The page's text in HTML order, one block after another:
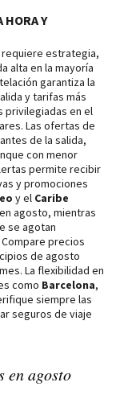
HORA Y
estrategia,
alta en la mayoría
garantiza la
y tarifas más
privilegiadas en el
Las ofertas de
de la salida,
con menor
permite recibir
y promociones
y el Caribe
agosto, mientras
se agotan
precios
de agosto
La flexibilidad en
como Barcelona,
siempre las
seguros de viaje
en agosto